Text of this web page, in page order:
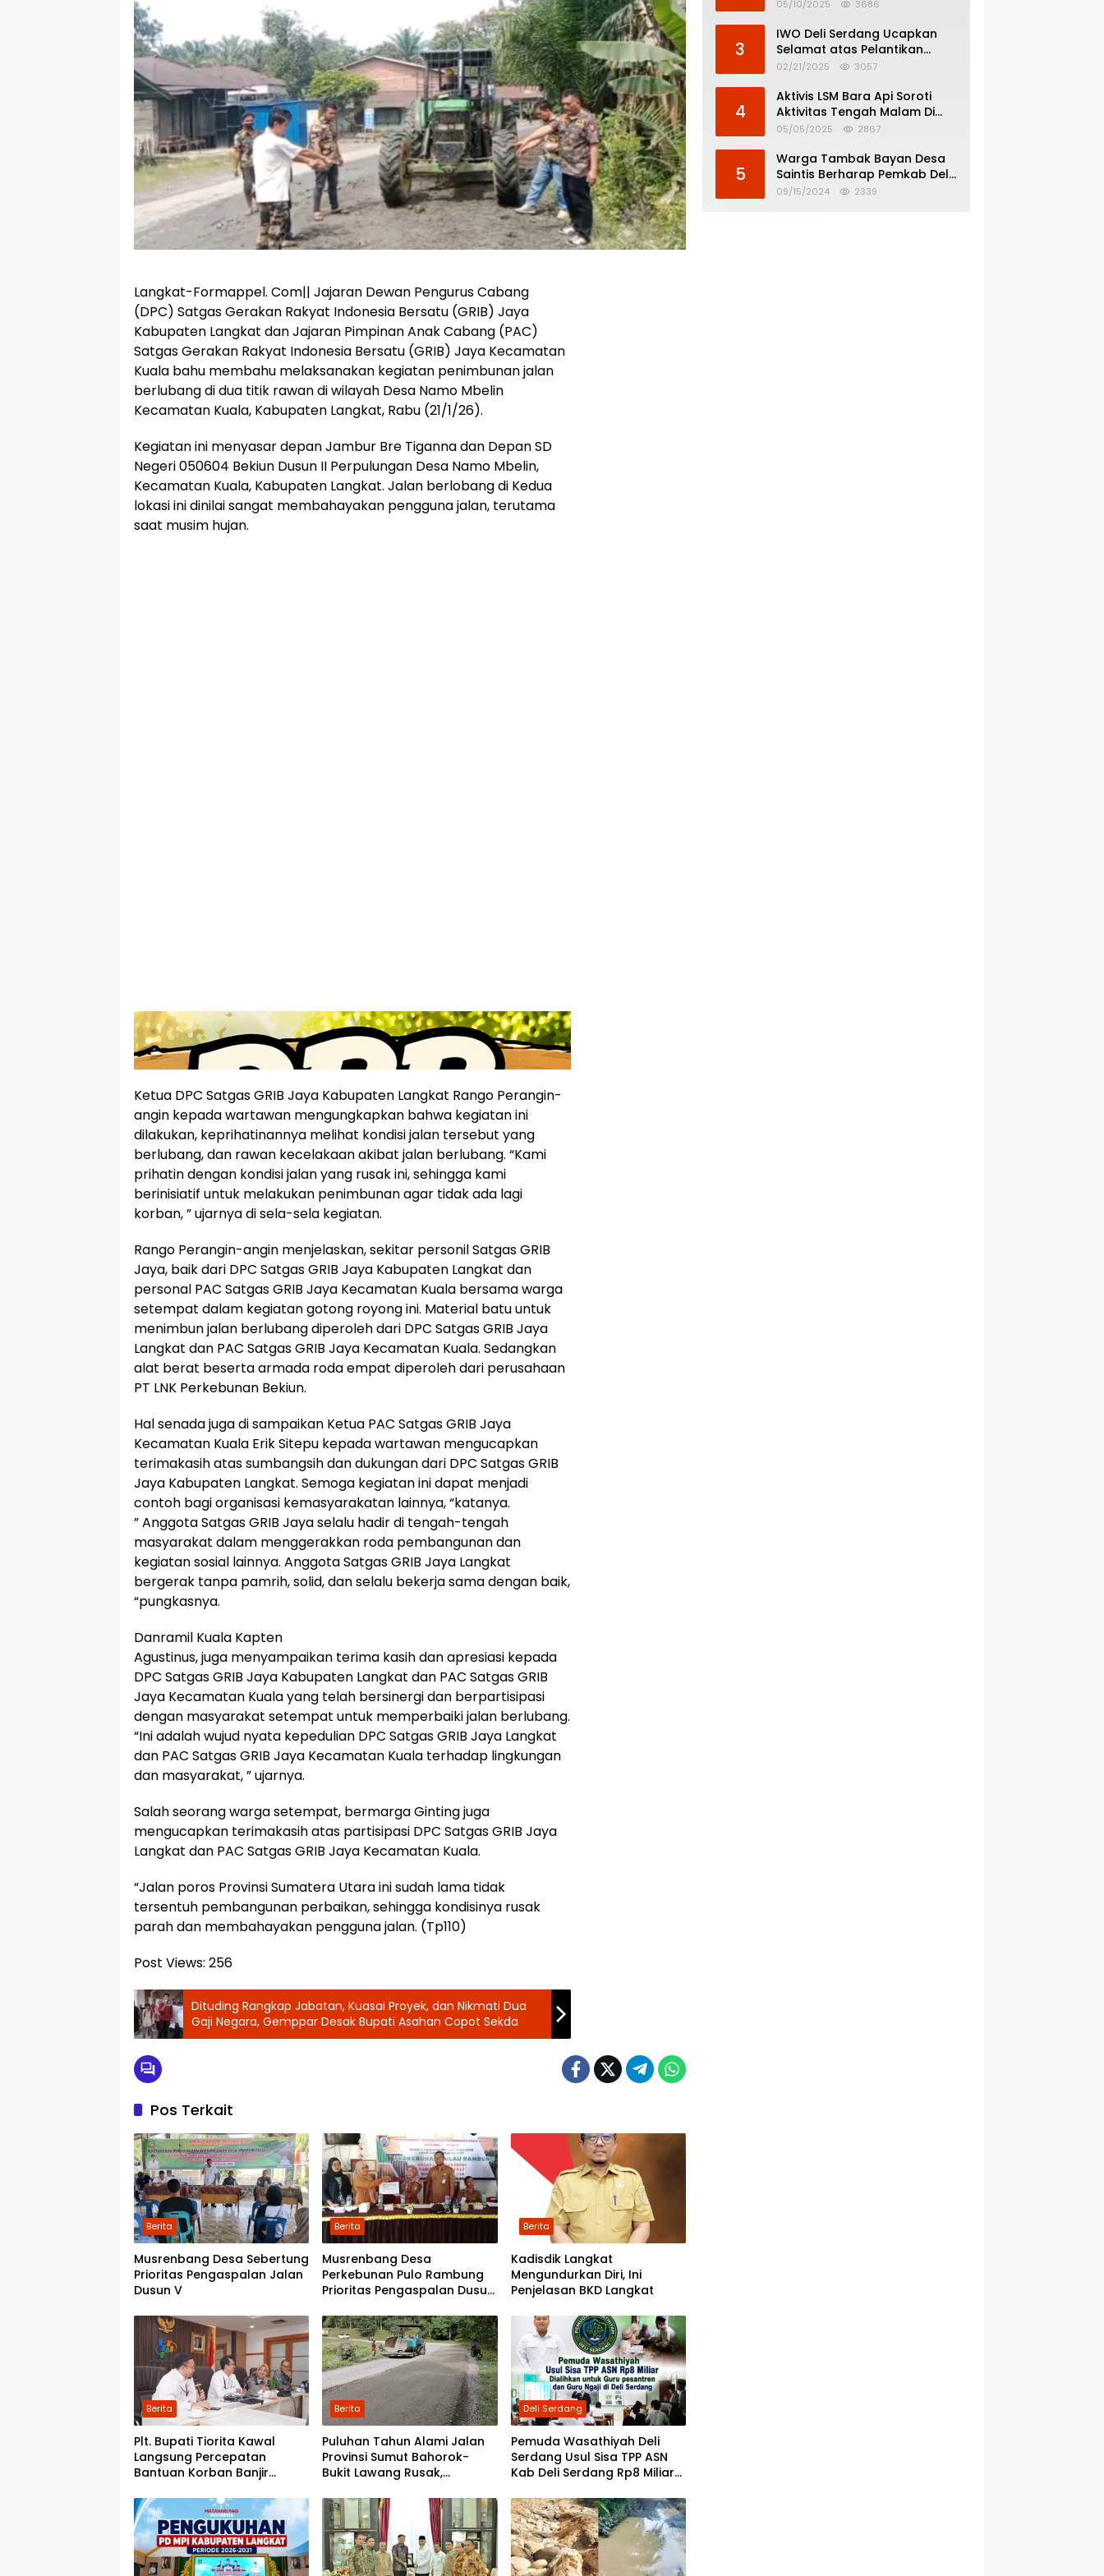
Langkat-Formappel. Com|| Jajaran Dewan Pengurus Cabang
(DPC) Satgas Gerakan Rakyat Indonesia Bersatu (GRIB) Jaya
Kabupaten Langkat dan Jajaran Pimpinan Anak Cabang (PAC)
Satgas Gerakan Rakyat Indonesia Bersatu (GRIB) Jaya Kecamatan
Kuala bahu membahu melaksanakan kegiatan penimbunan jalan
berlubang di dua titik rawan di wilayah Desa Namo Mbelin
Kecamatan Kuala, Kabupaten Langkat, Rabu (21/1/26).
Kegiatan ini menyasar depan Jambur Bre Tiganna dan Depan SD
Negeri 050604 Bekiun Dusun II Perpulungan Desa Namo Mbelin,
Kecamatan Kuala, Kabupaten Langkat. Jalan berlobang di Kedua
lokasi ini dinilai sangat membahayakan pengguna jalan, terutama
saat musim hujan.
Ketua DPC Satgas GRIB Jaya Kabupaten Langkat Rango Perangin-
angin kepada wartawan mengungkapkan bahwa kegiatan ini
dilakukan, keprihatinannya melihat kondisi jalan tersebut yang
berlubang, dan rawan kecelakaan akibat jalan berlubang. “Kami
prihatin dengan kondisi jalan yang rusak ini, sehingga kami
berinisiatif untuk melakukan penimbunan agar tidak ada lagi
korban, ” ujarnya di sela-sela kegiatan.
Rango Perangin-angin menjelaskan, sekitar personil Satgas GRIB
Jaya, baik dari DPC Satgas GRIB Jaya Kabupaten Langkat dan
personal PAC Satgas GRIB Jaya Kecamatan Kuala bersama warga
setempat dalam kegiatan gotong royong ini. Material batu untuk
menimbun jalan berlubang diperoleh dari DPC Satgas GRIB Jaya
Langkat dan PAC Satgas GRIB Jaya Kecamatan Kuala. Sedangkan
alat berat beserta armada roda empat diperoleh dari perusahaan
PT LNK Perkebunan Bekiun.
Hal senada juga di sampaikan Ketua PAC Satgas GRIB Jaya
Kecamatan Kuala Erik Sitepu kepada wartawan mengucapkan
terimakasih atas sumbangsih dan dukungan dari DPC Satgas GRIB
Jaya Kabupaten Langkat. Semoga kegiatan ini dapat menjadi
contoh bagi organisasi kemasyarakatan lainnya, “katanya.
” Anggota Satgas GRIB Jaya selalu hadir di tengah-tengah
masyarakat dalam menggerakkan roda pembangunan dan
kegiatan sosial lainnya. Anggota Satgas GRIB Jaya Langkat
bergerak tanpa pamrih, solid, dan selalu bekerja sama dengan baik,
“pungkasnya.
Danramil Kuala Kapten
Agustinus, juga menyampaikan terima kasih dan apresiasi kepada
DPC Satgas GRIB Jaya Kabupaten Langkat dan PAC Satgas GRIB
Jaya Kecamatan Kuala yang telah bersinergi dan berpartisipasi
dengan masyarakat setempat untuk memperbaiki jalan berlubang.
“Ini adalah wujud nyata kepedulian DPC Satgas GRIB Jaya Langkat
dan PAC Satgas GRIB Jaya Kecamatan Kuala terhadap lingkungan
dan masyarakat, ” ujarnya.
Salah seorang warga setempat, bermarga Ginting juga
mengucapkan terimakasih atas partisipasi DPC Satgas GRIB Jaya
Langkat dan PAC Satgas GRIB Jaya Kecamatan Kuala.
“Jalan poros Provinsi Sumatera Utara ini sudah lama tidak
tersentuh pembangunan perbaikan, sehingga kondisinya rusak
parah dan membahayakan pengguna jalan. (Tp110)
Post Views: 256
Dituding Rangkap Jabatan, Kuasai Proyek, dan Nikmati Dua
Gaji Negara, Gemppar Desak Bupati Asahan Copot Sekda
Pos Terkait
Berita
Musrenbang Desa Sebertung
Prioritas Pengaspalan Jalan
Dusun V
Berita
Musrenbang Desa
Perkebunan Pulo Rambung
Prioritas Pengaspalan Dusun
Pondok Boyan
Berita
Kadisdik Langkat
Mengundurkan Diri, Ini
Penjelasan BKD Langkat
Berita
Plt. Bupati Tiorita Kawal
Langsung Percepatan
Bantuan Korban Banjir
Berita
Puluhan Tahun Alami Jalan
Provinsi Sumut Bahorok-
Bukit Lawang Rusak,
Perbaikan
Deli Serdang
Pemuda Wasathiyah Deli
Serdang Usul Sisa TPP ASN
Kab Deli Serdang Rp8 Miliar
Pesantren dan Guru Ngaji
05/10/2025 3686
3
IWO Deli Serdang Ucapkan
Selamat atas Pelantikan
Bupati dan Wakil Bupati Deli
02/21/2025 3057
4
Aktivis LSM Bara Api Soroti
Aktivitas Tengah Malam Di
SPBU 14.213.228 Bandar Tinggi
05/05/2025 2867
5
Warga Tambak Bayan Desa
Saintis Berharap Pemkab Deli
Serdang Atasi Banjir
09/15/2024 2339